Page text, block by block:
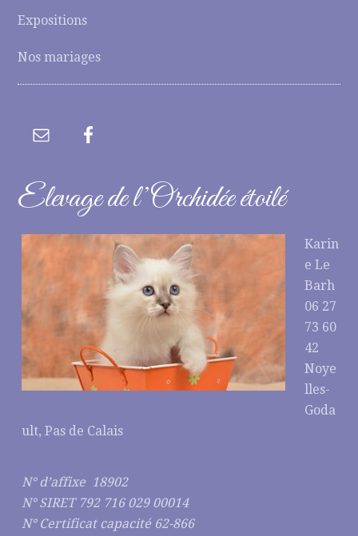
Expositions
Nos mariages
Elevage de l’Orchidée étoilé
Karin
e Le
Barh
06 27
73 60
42
Noye
lles-
Goda
ult, Pas de Calais
N° d’affixe 18902
N° SIRET 792 716 029 00014
N° Certificat capacité 62-866